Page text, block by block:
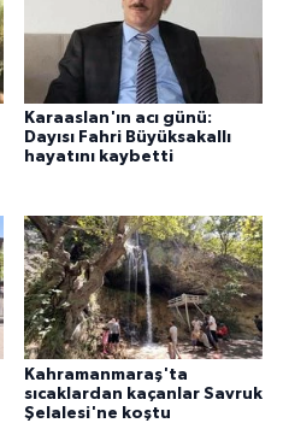
Karaaslan'ın acı günü:
Dayısı Fahri Büyüksakallı
hayatını kaybetti
Kahramanmaraş'ta
sıcaklardan kaçanlar Savruk
Şelalesi'ne koştu